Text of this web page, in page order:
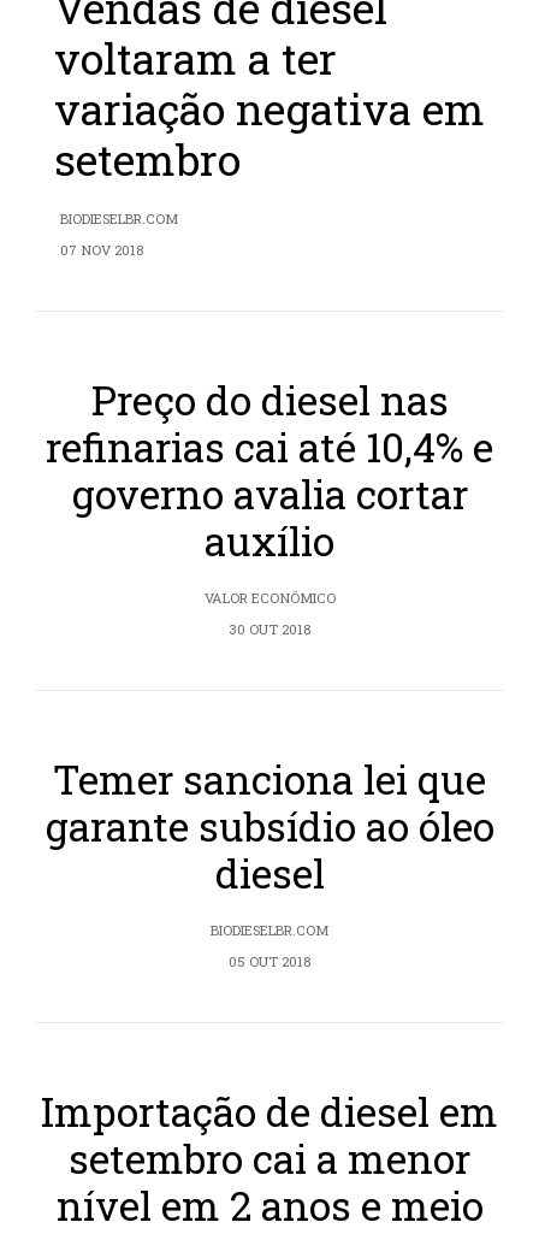
voltaram a ter
variação negativa em
setembro
BIODIESELBR.COM
07 NOV 2018
Preço do diesel nas
refinarias cai até 10,4% e
governo avalia cortar
auxílio
VALOR ECONÔMICO
30 OUT 2018
Temer sanciona lei que
garante subsídio ao óleo
diesel
BIODIESELBR.COM
05 OUT 2018
Importação de diesel em
setembro cai a menor
nível em 2 anos e meio